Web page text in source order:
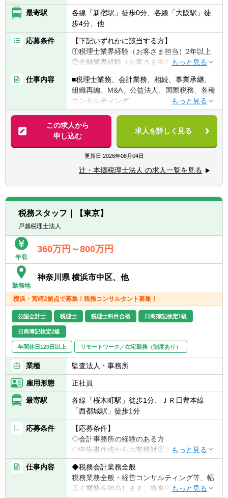
最寄駅
各線「新宿駅」徒歩0分、各線「大阪駅」徒
歩4分、他
応募条件
【下記いずれかに該当する方】
①税理士業界経験（お客さま担当）2年以上
②金融業界経験（お客さま担当）3年以上
③社会人経験（業界等問わず）2年以上 か
つ 税理士科目1科目以上の取得者
④税理士
⑤公認会計士
※税務業務未経験会計士の方も歓迎いたしま
す！！
【求める人物像】
■税務・会計にとどまらず、総合的な観点か
ら経営コンサルティングに携りたい方
仕事内容
■税理士業務、会計業務、相続、事業承継、
組織再編、M&A、公益法人、国際税務、各種
コンサルティング
【法人全体の特色】
■業界トップレベルの規模でお客様に対して
サービス提供しています。
■チーム連携：税理士、公認会計士、中小企
業診断士など、税務・会計に関わる様々な分
野のエキスパートが集結し、案件によって
は、互いにチームを組んで業務を進めること
があります。
■広範囲な取扱業務
一般企業をはじめ、医療法人、公益法人、社
スを提供しています。
この求人から
申し込む
求人を詳しく見る
更新日 2026年08月04日
辻・本郷税理士法人 の求人一覧を見る
税務スタッフ｜【東京】
戸越税理士法人
年収
360万円～800万円
勤務地
神奈川県 横浜市中区、他
横浜・宮崎2拠点で募集！税務コンサルタント募集！
公認会計士 税理士 税理士科目合格 日商簿記検定1級
日商簿記検定2級
年間休日120日以上 リモートワーク／在宅勤務（制度あり）
業種 監査法人・事務所
雇用形態 正社員
最寄駅
各線「桜木町駅」徒歩1分、ＪＲ日豊本線
「西都城駅」徒歩1分
応募条件
【応募条件】
◇会計事務所の経験のある方
◇申告書作成からお客様対応まで一人で完結
できる方
【具体的には】
◎責任感を持ち、丁寧な仕事を心掛けられる
仕事内容
◆税務会計業務全般
税務業務全般・経営コンサルティング等、幅
広く業務を担当します。将来的には、コンサ